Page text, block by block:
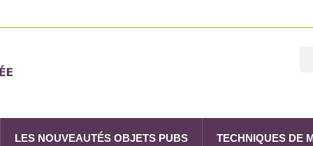
LES NOUVEAUTÉS OBJETS PUBS TECHNIQUES DE